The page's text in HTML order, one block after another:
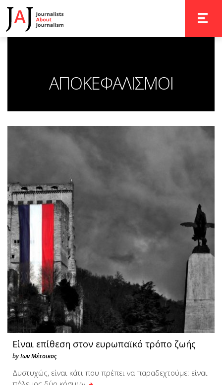
ΑΠΟΚΕΦΑΛΙΣΜΟΙ
Είναι επίθεση στον ευρωπαϊκό τρόπο ζωής
byΙων Μέτοικος
Δυστυχώς, είναι κάτι που πρέπει να παραδεχτούμε: είναι